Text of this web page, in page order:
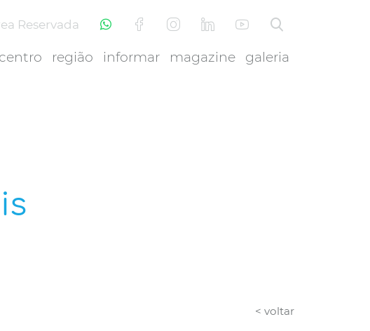
Reservada
região informar magazine galeria
< voltar